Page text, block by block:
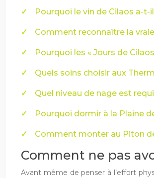
Pourquoi le vin de Cilaos a-
Comment reconnaître la
Pourquoi les « Jours de
Quels soins choisir aux
Quel niveau de nage est
Pourquoi dormir à la Plaine
Comment monter au Piton
Comment ne pas
Avant même de penser à l’effort